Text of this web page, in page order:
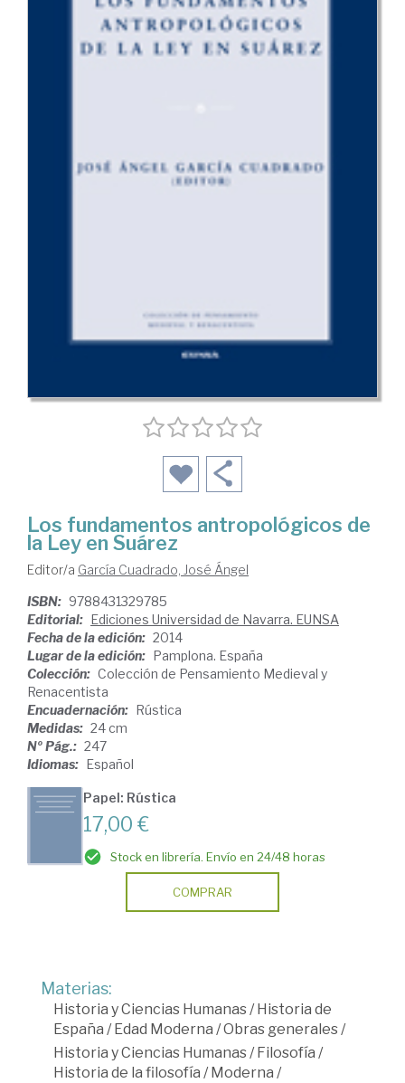
Los fundamentos antropológicos de
la Ley en Suárez
Editor/a García Cuadrado, José Ángel
ISBN: 9788431329785
Editorial: Ediciones Universidad de Navarra. EUNSA
Fecha de la edición: 2014
Lugar de la edición: Pamplona. España
Colección: Colección de Pensamiento Medieval y
Renacentista
Encuadernación: Rústica
Medidas: 24 cm
Nº Pág.: 247
Idiomas: Español
Papel: Rústica
17,00 €
Stock en librería. Envío en 24/48 horas
COMPRAR
Materias:
Historia y Ciencias Humanas/ Historia de
España / Edad Moderna /Obras generales/
Historia y Ciencias Humanas/ Filosofía /
Historia de la filosofía / Moderna /